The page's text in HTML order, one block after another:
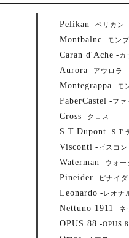
Pelikan -ペリカン-
Montbalnc -モン
Caran d'Ache -カ
Aurora -アウロラ -
Montegrappa -モ
FaberCastel -ファ
Cross -クロス -
S.T.Dupont -S.T.
Visconti - ビスコ
Waterman -ウォー
Pineider - ピナイ
Leonardo -レオナ
Nettuno 1911 -ネ
OPUS 88 -OPUS